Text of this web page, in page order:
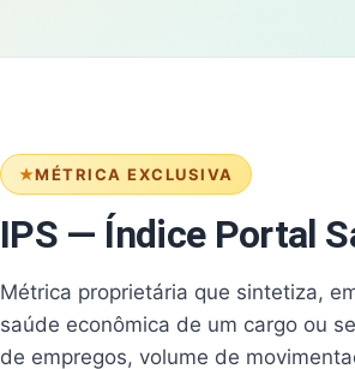
MÉTRICA EXCLUSIVA
IPS — Índice Portal
Métrica proprietária que sintetiza,
saúde econômica de um cargo ou
de empregos, volume de